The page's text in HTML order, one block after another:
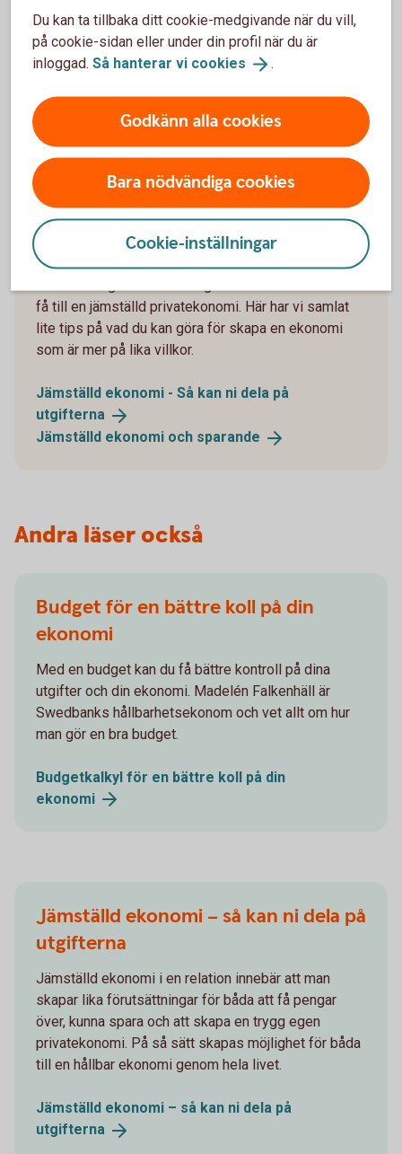
1134459340
Jämställd ekonomi – och
vägen dit!
Med olika inkomster, karriärsbanor och
få till en jämställd privatekonomi. Här har vi samlat
lite tips på vad du kan göra för skapa en ekonomi
som är mer på lika villkor.
Jämställd ekonomi - Så kan ni dela på
utgifterna
Jämställd ekonomi och sparande
Andra läser också
Budget för en bättre koll på din
ekonomi
Med en budget kan du få bättre kontroll på dina
utgifter och din ekonomi. Madelén Falkenhäll är
Swedbanks hållbarhetsekonom och vet allt om hur
man gör en bra budget.
Budgetkalkyl för en bättre koll på din
ekonomi
Jämställd ekonomi – så kan ni dela på
utgifterna
Jämställd ekonomi i en relation innebär att man
skapar lika förutsättningar för båda att få pengar
över, kunna spara och att skapa en trygg egen
privatekonomi. På så sätt skapas möjlighet för båda
till en hållbar ekonomi genom hela livet.
Jämställd ekonomi – så kan ni dela på
utgifterna
Du kan ta tillbaka ditt cookie-medgivande när du vill,
på cookie-sidan eller under din profil när du är
inloggad. Så hanterar vi cookies .
Godkänn alla cookies
Bara nödvändiga cookies
Cookie-inställningar